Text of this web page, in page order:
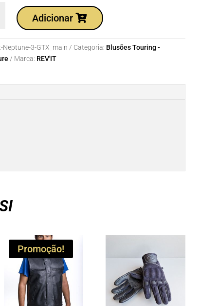
Adicionar
Neptune-3-GTX_main Categoria: Blusões Touring -
Marca: REV'IT
Promoção!